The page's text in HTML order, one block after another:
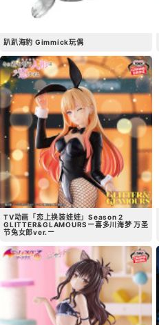
趴趴海豹 Gimmick玩偶
TV动画「恋上换装娃娃」Season 2
GLITTER&GLAMOURSー喜多川海梦 万圣
节兔女郎ver.ー